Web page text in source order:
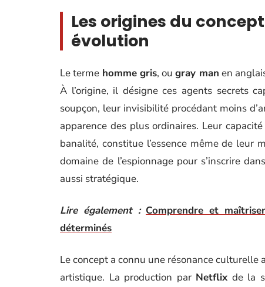
Les origines du
évolution
Le terme homme gris, ougray man en
À l’origine, il désigne ces agents secrets
soupçon, leur invisibilité procédant moins
apparence des plus ordinaires. Leur
banalité, constitue l’essence même de
domaine de l’espionnage pour s’inscrire
aussi stratégique.
Lire également : Comprendre et
déterminés
Le concept a connu une résonance
artistique. La production par Netflix de la